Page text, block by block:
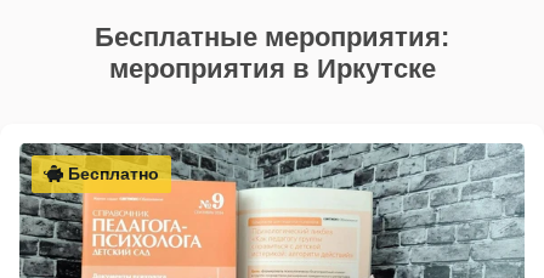
Бесплатные мероприятия:
мероприятия в Иркутске
Бесплатно